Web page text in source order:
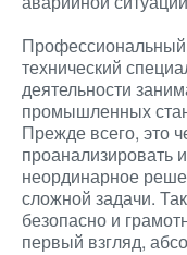
Профессиональный
технический
деятельности
промышленных
Прежде всего, это
проанализировать
неординарное
сложной задачи.
безопасно и
первый взгляд,